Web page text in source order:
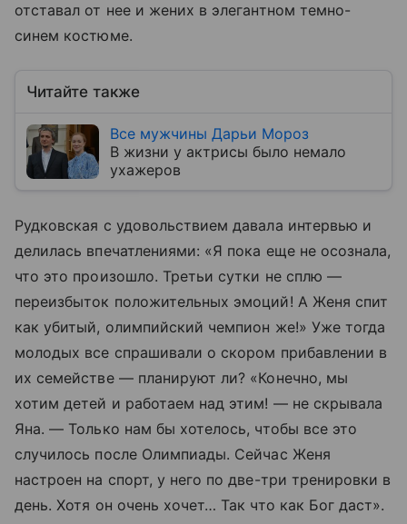
отставал от нее и жених в элегантном темно-
синем костюме.
Читайте также
Все мужчины Дарьи Мороз
В жизни у актрисы было немало
ухажеров
Рудковская с удовольствием давала интервью и
делилась впечатлениями: «Я пока еще не осознала,
что это произошло. Третьи сутки не сплю —
переизбыток положительных эмоций! А Женя спит
как убитый, олимпийский чемпион же!» Уже тогда
молодых все спрашивали о скором прибавлении в
их семействе — планируют ли? «Конечно, мы
хотим детей и работаем над этим! — не скрывала
Яна. — Только нам бы хотелось, чтобы все это
случилось после Олимпиады. Сейчас Женя
настроен на спорт, у него по две-три тренировки в
день. Хотя он очень хочет… Так что как Бог даст».